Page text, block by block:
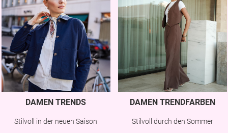
DAMEN TRENDS
Stilvoll in der neuen Saison
DAMEN TRENDFARBEN
Stilvoll durch den Sommer